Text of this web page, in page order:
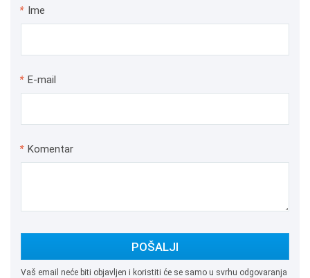
* Ime
* E-mail
* Komentar
POŠALJI
Vaš email neće biti objavljen i koristiti će se samo u svrhu odgovaranja